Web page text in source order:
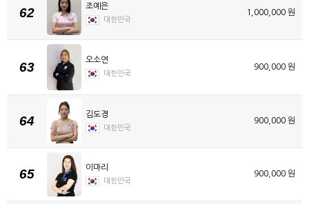
62 조예은
대한민국
1,000,000 원
63 오소연
대한민국
900,000 원
64 김도경
대한민국
900,000 원
65 이마리
대한민국
900,000 원